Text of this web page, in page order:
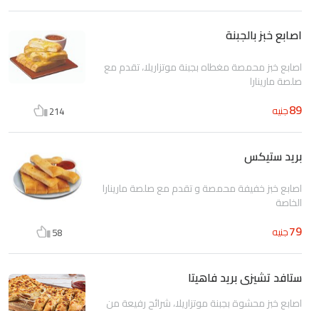
اصابع خبز بالجبنة
اصابع خبز محمصة مغطاه بجبنة موتزاريلا، تقدم مع
صلصة مارينارا
89جنيه 214
بريد ستيكس
اصابع خبز خفيفة محمصة و تقدم مع صلصة مارينارا
الخاصة
79جنيه 58
ستافد تشيزى بريد فاهيتا
اصابع خبز محشوة بجبنة موتزاريلا، شرائح رفيعة من